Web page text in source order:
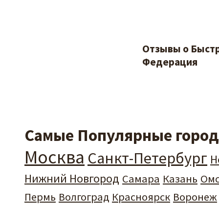
Отзывы о
Федерация
Самые Популярные
Москва Санкт-Петербург
Нижний Новгород Самара Казань
Пермь Волгоград Красноярск Воронеж